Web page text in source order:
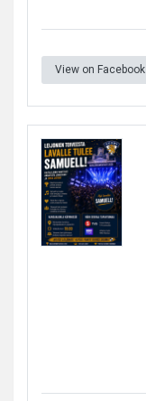
View on Facebook